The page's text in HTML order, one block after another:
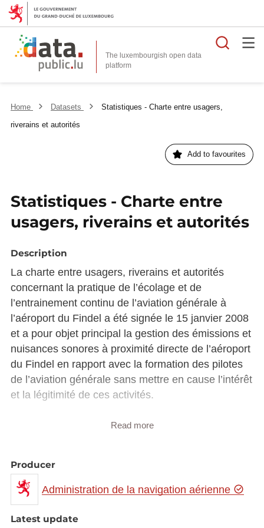
The luxembourgish open data
platform
Home Datasets
Statistiques - Charte entre usagers,
riverains et autorités
Add to favourites
Statistiques - Charte entre
usagers, riverains et autorités
Description
La charte entre usagers, riverains et autorités
concernant la pratique de l’écolage et de
l’entrainement continu de l’aviation générale à
l’aéroport du Findel a été signée le 15 janvier 2008
et a pour objet principal la gestion des émissions et
nuisances sonores à proximité directe de l’aéroport
du Findel en rapport avec la formation des pilotes
de l’aviation générale sans mettre en cause l’intérêt
et la légitimité de ces activités.
Les objectifs sont les suivants :
Préciser les circuits « touch-and-go » et les
circuits d’attente en mentionnant leurs
configurations entières avec indication des
repères au sol visant un survol autant que
possible de zones non-habités ;
Read more
Producer
Administration de la navigation aérienne
Latest update